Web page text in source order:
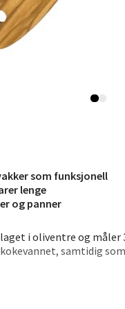
som funksjonell
lenge
og panner
i oliventre og måler
samtidig
stick-belegg og gir